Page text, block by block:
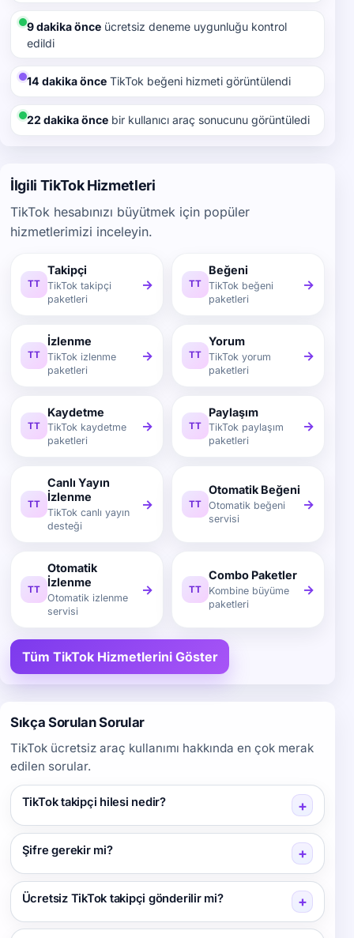
9 dakika önce ücretsiz deneme uygunluğu kontrol
edildi
14 dakika önce TikTok beğeni hizmeti görüntülendi
22 dakika önce bir kullanıcı araç sonucunu görüntüledi
İlgili TikTok Hizmetleri
TikTok hesabınızı büyütmek için popüler
hizmetlerimizi inceleyin.
TT
Takipçi
TikTok takipçi
paketleri
→ TT
Beğeni
TikTok beğeni
paketleri
→
TT
İzlenme
TikTok izlenme
paketleri
→ TT
Yorum
TikTok yorum
paketleri
→
TT
Kaydetme
TikTok kaydetme
paketleri
→ TT
Paylaşım
TikTok paylaşım
paketleri
→
TT
Canlı Yayın
İzlenme
TikTok canlı yayın
desteği
→ TT
Otomatik Beğeni
Otomatik beğeni
servisi
→
TT
Otomatik
İzlenme
Otomatik izlenme
servisi
→ TT
Combo Paketler
Kombine büyüme
paketleri
→
Tüm TikTok Hizmetlerini Göster
Sıkça Sorulan Sorular
TikTok ücretsiz araç kullanımı hakkında en çok merak
edilen sorular.
TikTok takipçi hilesi nedir? +
Şifre gerekir mi? +
Ücretsiz TikTok takipçi gönderilir mi? +